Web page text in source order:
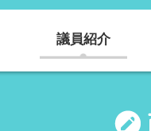
議員紹介